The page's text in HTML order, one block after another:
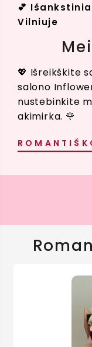
💕
Vilniuje
💖 Išreikškite
salono
nustebinkite
akimirka. 🌹